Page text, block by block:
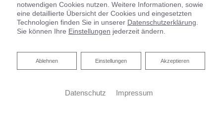
Virtueller Rundgang
Cookies.
notwendigen Cookies nutzen. Weitere Informationen, sowie
eine detaillierte Übersicht der Cookies und eingesetzten
Technologien finden Sie in unserer Datenschutzerklärung
Sie können Ihre Einstellungen jederzeit ändern.
Akzeptieren
Einstellungen
Ablehnen
Ablehnen
Datenschutz Impressum